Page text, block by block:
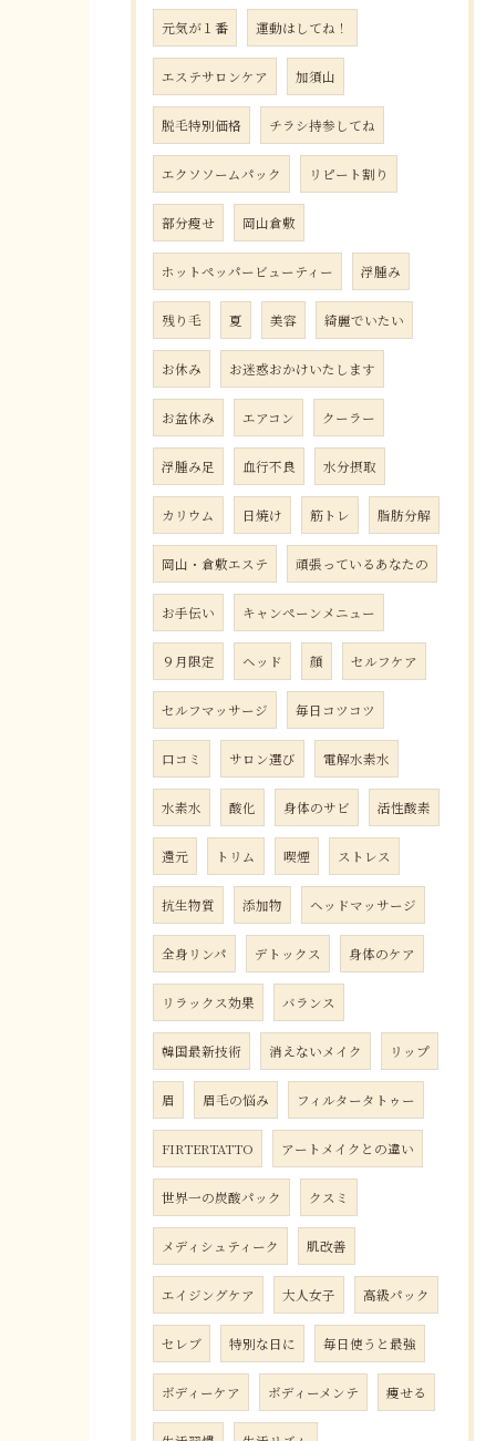
元気が１番 運動はしてね！
エステサロンケア 加須山
脱毛特別価格 チラシ持参してね
エクソソームパック リピート割り
部分瘦せ 岡山倉敷
ホットペッパービューティー 浮腫み
残り毛 夏 美容 綺麗でいたい
お休み お迷惑おかけいたします
お盆休み エアコン クーラー
浮腫み足 血行不良 水分摂取
カリウム 日焼け 筋トレ 脂肪分解
岡山・倉敷エステ 頑張っているあなたの
お手伝い キャンペーンメニュー
９月限定 ヘッド 顔 セルフケア
セルフマッサージ 毎日コツコツ
口コミ サロン選び 電解水素水
水素水 酸化 身体のサビ 活性酸素
還元 トリム 喫煙 ストレス
抗生物質 添加物 ヘッドマッサージ
全身リンパ デトックス 身体のケア
リラックス効果 バランス
韓国最新技術 消えないメイク リップ
眉 眉毛の悩み フィルタータトゥー
FIRTERTATTO アートメイクとの違い
世界一の炭酸パック クスミ
メディシュティーク 肌改善
エイジングケア 大人女子 高級パック
セレブ 特別な日に 毎日使うと最強
ボディーケア ボディーメンテ 痩せる